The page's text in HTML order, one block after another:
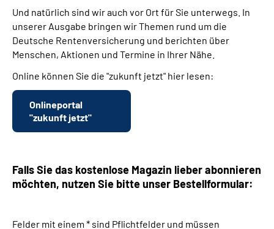
Und natürlich sind wir auch vor Ort für Sie unterwegs. In
unserer Ausgabe bringen wir Themen rund um die
Deutsche Rentenversicherung und berichten über
Menschen, Aktionen und Termine in Ihrer Nähe.
Online können Sie die "zukunft jetzt" hier lesen:
Onlineportal
"zukunft jetzt"
Falls Sie das kostenlose Magazin lieber abonnieren
möchten, nutzen Sie bitte unser Bestellformular:
Felder mit einem * sind Pflichtfelder und müssen